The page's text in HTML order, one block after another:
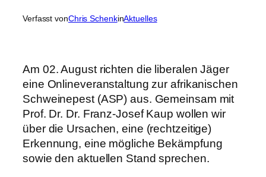
Verfasst vonChris SchenkinAktuelles
Am 02. August richten die liberalen Jäger
eine Onlineveranstaltung zur afrikanischen
Schweinepest (ASP) aus. Gemeinsam mit
Prof. Dr. Dr. Franz-Josef Kaup wollen wir
über die Ursachen, eine (rechtzeitige)
Erkennung, eine mögliche Bekämpfung
sowie den aktuellen Stand sprechen.